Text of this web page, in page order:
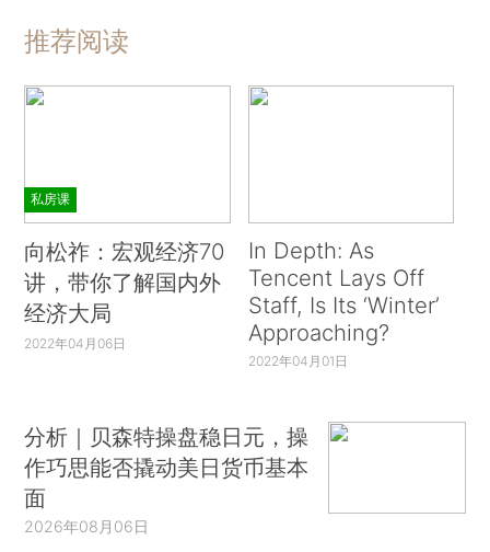
推荐阅读
私房课
向松祚：宏观经济70
讲，带你了解国内外
经济大局
2022年04月06日
In Depth: As
Tencent Lays Off
Staff, Is Its ‘Winter’
Approaching?
2022年04月01日
分析｜贝森特操盘稳日元，操
作巧思能否撬动美日货币基本
面
2026年08月06日